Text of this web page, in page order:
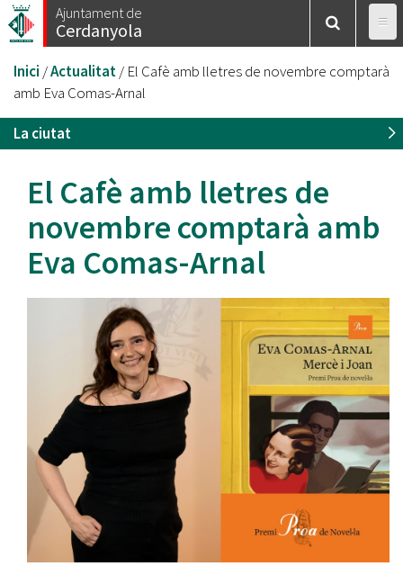
Vés
al
Ajuntament de
Cerdanyola
Esteu
aquí
Inici /Actualitat/ El Cafè amb lletres de novembre comptarà
amb Eva Comas-Arnal
La ciutat
El Cafè amb lletres de
novembre comptarà amb
Eva Comas-Arnal